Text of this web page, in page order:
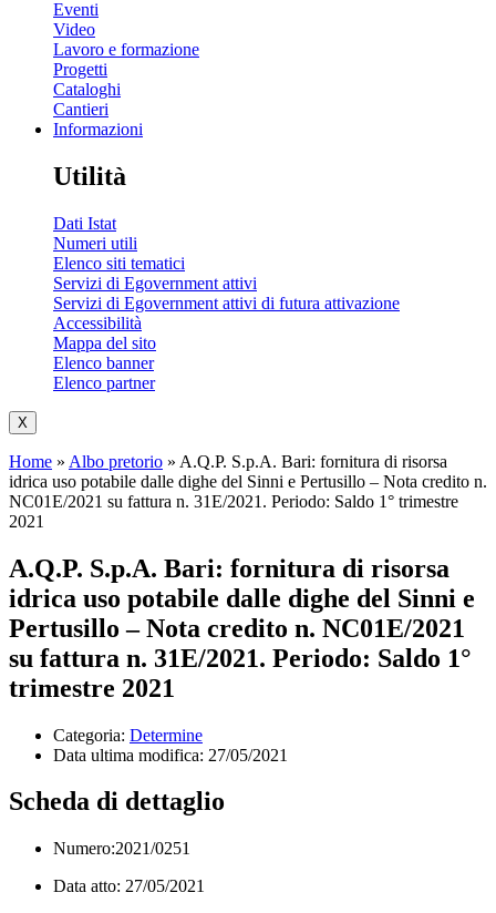
Eventi
Video
Lavoro e formazione
Progetti
Cataloghi
Cantieri
Informazioni
Utilità
Dati Istat
Numeri utili
Elenco siti tematici
Servizi di Egovernment attivi
Servizi di Egovernment attivi di futura attivazione
Accessibilità
Mappa del sito
Elenco banner
Elenco partner
X
Home » Albo pretorio » A.Q.P. S.p.A. Bari: fornitura di risorsa
idrica uso potabile dalle dighe del Sinni e Pertusillo – Nota credito n.
NC01E/2021 su fattura n. 31E/2021. Periodo: Saldo 1° trimestre
2021
A.Q.P. S.p.A. Bari: fornitura di risorsa
idrica uso potabile dalle dighe del Sinni e
Pertusillo – Nota credito n. NC01E/2021
su fattura n. 31E/2021. Periodo: Saldo 1°
trimestre 2021
Categoria: Determine
Data ultima modifica: 27/05/2021
Scheda di dettaglio
Numero:2021/0251
Data atto: 27/05/2021